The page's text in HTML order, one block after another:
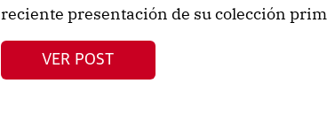
reciente presentación de su colección
VER POST